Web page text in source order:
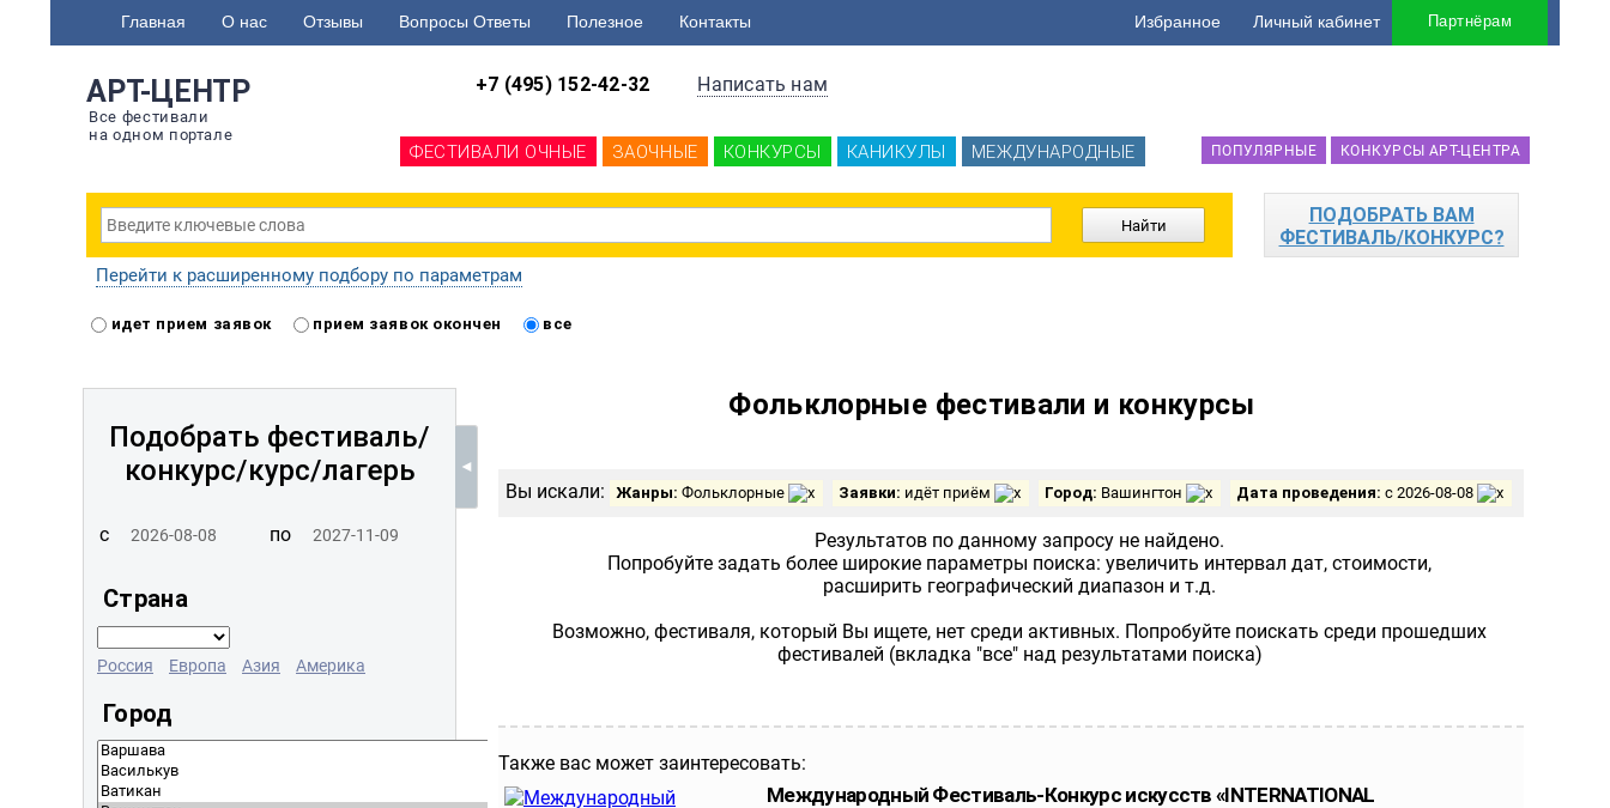
Главная О нас Отзывы Вопросы Ответы Полезное Контакты Партнёрам
Личный кабинет
Избранное
АРТ-ЦЕНТР
Все фестивали
на одном портале
+7 (495) 152-42-32 Написать нам
ФЕСТИВАЛИ ОЧНЫЕ ЗАОЧНЫЕ КОНКУРСЫ КАНИКУЛЫ МЕЖДУНАРОДНЫЕ КОНКУРСЫ АРТ-ЦЕНТРА
ПОПУЛЯРНЫЕ
ПОДОБРАТЬ ВАМ
ФЕСТИВАЛЬ/КОНКУРС?
Перейти к расширенному подбору по параметрам
идет прием заявок прием заявок окончен все
Фольклорные фестивали и конкурсы
Подобрать фестиваль/
конкурс/курс/лагерь
с по
Страна
Россия Европа Азия Америка
Город
Вы искали: Жанры: Фольклорные Заявки: идёт приём Город: Вашингтон Дата проведения: с 2026-08-08
Результатов по данному запросу не найдено.
Попробуйте задать более широкие параметры поиска: увеличить интервал дат, стоимости,
расширить географический диапазон и т.д.
Возможно, фестиваля, который Вы ищете, нет среди активных. Попробуйте поискать среди прошедших
фестивалей (вкладка "все" над результатами поиска)
Также вас может заинтересовать:
Международный Фестиваль-Конкурс искусств «INTERNATIONAL